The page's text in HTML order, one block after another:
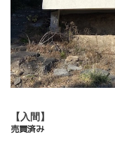
【入間】
売買済み